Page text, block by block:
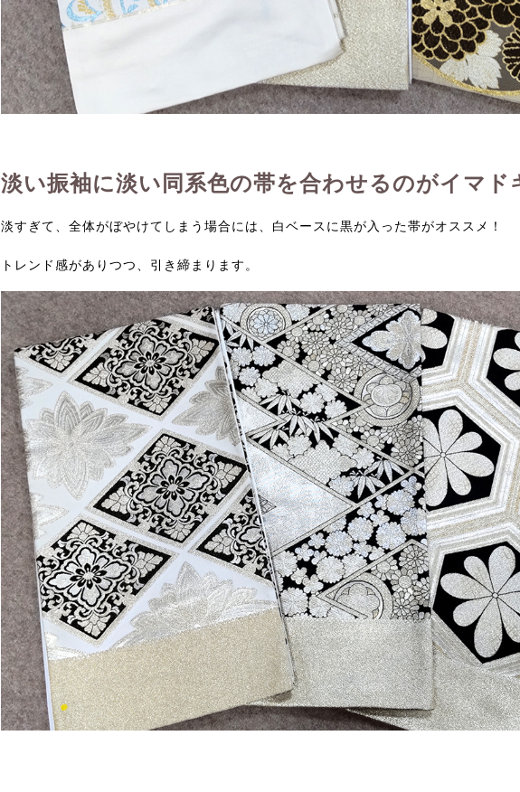
淡い振袖に淡い同系色の帯を合わせるのがイマド
淡すぎて、全体がぼやけてしまう場合には、白ベースに黒が入った帯がオススメ！
トレンド感がありつつ、引き締まります。